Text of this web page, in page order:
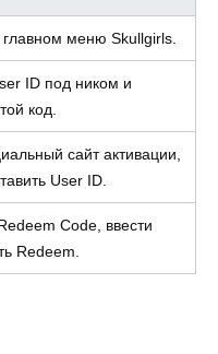
главном меню Skullgirls.
ID под ником и
код.
сайт активации,
User ID.
Code, ввести
Redeem.